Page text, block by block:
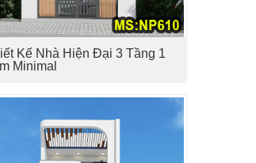
Kế Nhà Hiện Đại 3 Tầng 1
Minimal